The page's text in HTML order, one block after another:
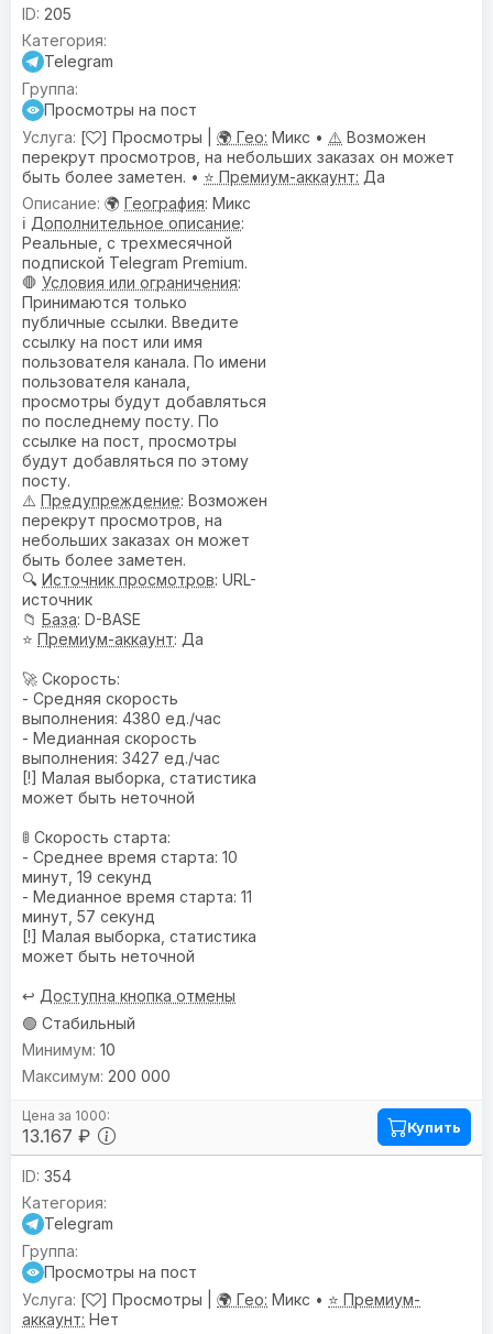
205
Telegram
Просмотры на пост
[
] Просмотры | 🌍 Гео: Микс • ⚠️ Возможен
перекрут просмотров, на небольших заказах он может
быть более заметен. • ⭐ Премиум-аккаунт: Да
🌍 География: Микс
ℹ️ Дополнительное описание:
Реальные, с трехмесячной
подпиской Telegram Premium.
🛑 Условия или ограничения:
Принимаются только
публичные ссылки. Введите
ссылку на пост или имя
пользователя канала. По имени
пользователя канала,
просмотры будут добавляться
по последнему посту. По
ссылке на пост, просмотры
будут добавляться по этому
посту.
⚠️ Предупреждениe: Возможен
перекрут просмотров, на
небольших заказах он может
быть более заметен.
🔍 Источник просмотров: URL-
источник
📁 База: D-BASE
⭐ Премиум-аккаунт: Да
🚀 Скорость:
- Средняя скорость
выполнения: 4380 ед./час
- Медианная скорость
выполнения: 3427 ед./час
[!] Малая выборка, статистика
может быть неточной
🚦 Скорость старта:
- Среднее время старта: 10
минут, 19 секунд
- Медианное время старта: 11
минут, 57 секунд
[!] Малая выборка, статистика
может быть неточной
↩️ Доступна кнопка отмены
🟢 Стабильный
13.167 ₽
10
200 000
Купить
354
Telegram
Просмотры на пост
[
] Просмотры | 🌍 Гео: Микс • ⭐ Премиум-
аккаунт: Нет